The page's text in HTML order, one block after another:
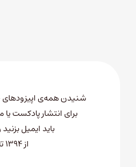
شنیدن همه‌ی اپیزودهای
برای انتشار پادکست
باید ایمیل بزنید
از ۱۳۹۴ تا امروز